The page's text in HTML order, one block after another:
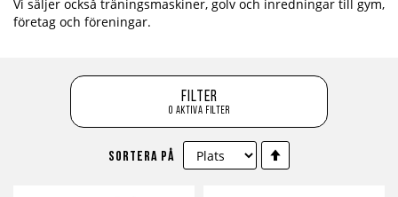
Vi säljer också träningsmaskiner, golv och inredningar till gym,
företag och föreningar.
Filter
0 aktiva filter
Sortera på
Sätt